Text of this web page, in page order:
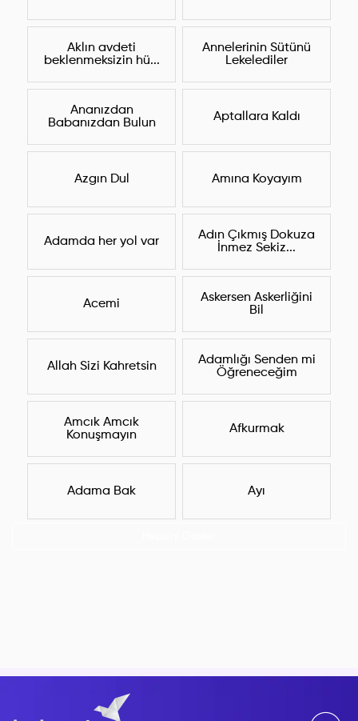
Aklın avdeti
beklenmeksizin hü...
Annelerinin Sütünü
Lekelediler
Ananızdan
Babanızdan Bulun
Aptallara Kaldı
Azgın Dul Amına Koyayım
Adamda her yol var
Adın Çıkmış Dokuza
İnmez Sekiz...
Acemi
Askersen Askerliğini
Bil
Allah Sizi Kahretsin
Adamlığı Senden mi
Öğreneceğim
Amcık Amcık
Konuşmayın
Afkurmak
Adama Bak Ayı